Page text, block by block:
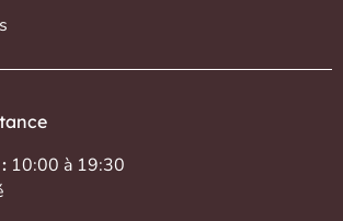
10:00 à 19:30